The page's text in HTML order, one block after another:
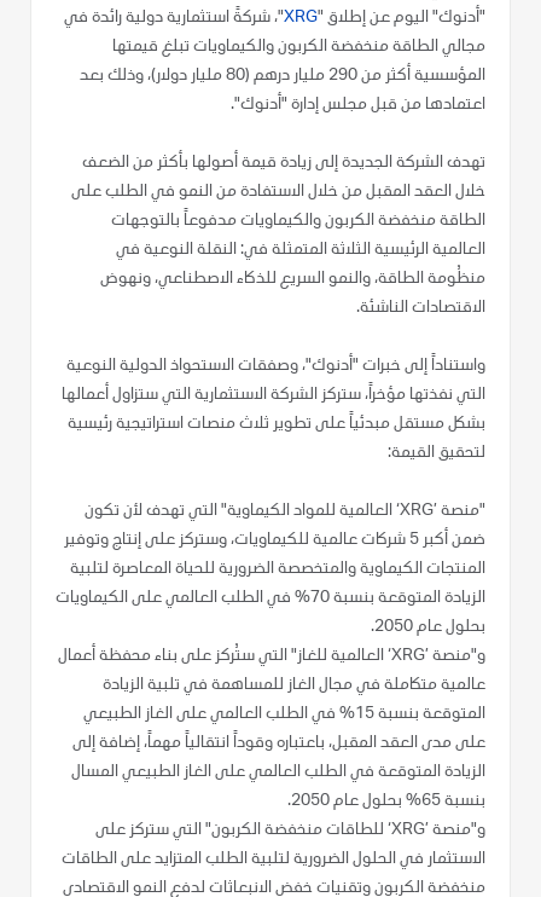
"أدنوك" اليوم عن إطلاق "XRG"، شركةً استثمارية دولية رائدة في
مجالي الطاقة منخفضة الكربون والكيماويات تبلغ قيمتها
المؤسسية أكثر من 290 مليار درهم (80 مليار دولار)، وذلك بعد
اعتمادها من قبل مجلس إدارة "أدنوك".
تهدف الشركة الجديدة إلى زيادة قيمة أصولها بأكثر من الضعف
خلال العقد المقبل من خلال الاستفادة من النمو في الطلب على
الطاقة منخفضة الكربون والكيماويات مدفوعاً بالتوجهات
العالمية الرئيسية الثلاثة المتمثلة في: النقلة النوعية في
منظُومة الطاقة، والنمو السريع للذكاء الاصطناعي، ونهوض
الاقتصادات الناشئة.
واستناداً إلى خبرات "أدنوك"، وصفقات الاستحواذ الدولية النوعية
التي نفذتها مؤخراً، ستركز الشركة الاستثمارية التي ستزاول أعمالها
بشكل مستقل مبدئياً على تطوير ثلاث منصات استراتيجية رئيسية
لتحقيق القيمة:
"منصة ’XRG‘ العالمية للمواد الكيماوية" التي تهدف لأن تكون
ضمن أكبر 5 شركات عالمية للكيماويات، وستركز على إنتاج وتوفير
المنتجات الكيماوية والمتخصصة الضرورية للحياة المعاصرة لتلبية
الزيادة المتوقعة بنسبة 70% في الطلب العالمي على الكيماويات
بحلول عام 2050.
و"منصة ’XRG‘ العالمية للغاز" التي ستُركز على بناء محفظة أعمال
عالمية متكاملة في مجال الغاز للمساهمة في تلبية الزيادة
المتوقعة بنسبة 15% في الطلب العالمي على الغاز الطبيعي
على مدى العقد المقبل، باعتباره وقوداً انتقالياً مهماً، إضافة إلى
الزيادة المتوقعة في الطلب العالمي على الغاز الطبيعي المسال
بنسبة 65% بحلول عام 2050.
و"منصة ’XRG‘ للطاقات منخفضة الكربون" التي ستركز على
الاستثمار في الحلول الضرورية لتلبية الطلب المتزايد على الطاقات
منخفضة الكربون وتقنيات خفض الانبعاثات لدفع النمو الاقتصادي